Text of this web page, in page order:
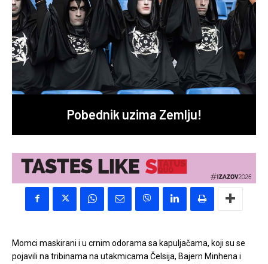
Pobednik uzima Zemlju!
Momci maskirani i u crnim odorama sa kapuljačama, koji su se
pojavili na tribinama na utakmicama Čelsija, Bajern Minhena i